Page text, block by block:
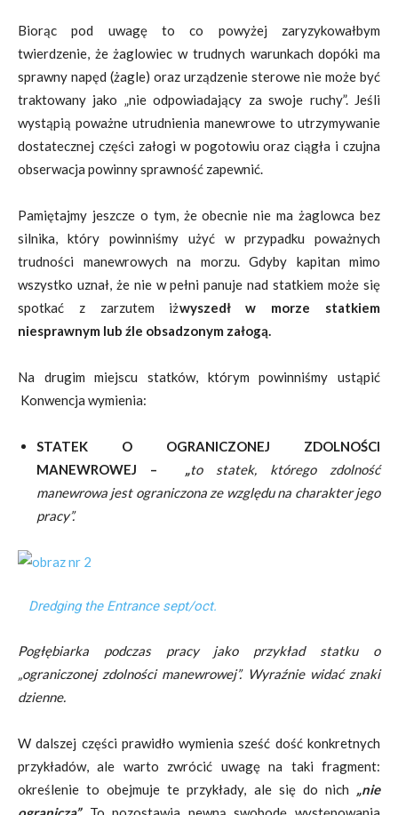
Biorąc pod uwagę to co powyżej zaryzykowałbym
twierdzenie, że żaglowiec w trudnych warunkach dopóki ma
sprawny napęd (żagle) oraz urządzenie sterowe nie może być
traktowany jako „nie odpowiadający za swoje ruchy”. Jeśli
wystąpią poważne utrudnienia manewrowe to utrzymywanie
dostatecznej części załogi w pogotowiu oraz ciągła i czujna
obserwacja powinny sprawność zapewnić.
Pamiętajmy jeszcze o tym, że obecnie nie ma żaglowca bez
silnika, który powinniśmy użyć w przypadku poważnych
trudności manewrowych na morzu. Gdyby kapitan mimo
wszystko uznał, że nie w pełni panuje nad statkiem może się
spotkać z zarzutem iżwyszedł w morze statkiem
niesprawnym lub źle obsadzonym załogą.
Na drugim miejscu statków, którym powinniśmy ustąpić
Konwencja wymienia:
STATEK O OGRANICZONEJ ZDOLNOŚCI
MANEWROWEJ – „to statek, którego zdolność
manewrowa jest ograniczona ze względu na charakter jego
pracy”.
Dredging the Entrance sept/oct.
Pogłębiarka podczas pracy jako przykład statku o
„ograniczonej zdolności manewrowej”. Wyraźnie widać znaki
dzienne.
W dalszej części prawidło wymienia sześć dość konkretnych
przykładów, ale warto zwrócić uwagę na taki fragment:
określenie to obejmuje te przykłady, ale się do nich „nie